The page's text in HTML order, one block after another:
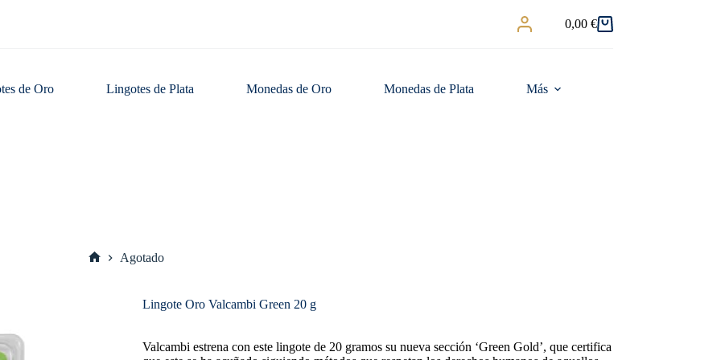
Carro
0,00 €
de Oro Lingotes de Plata Monedas de Oro Monedas de Plata Más
Agotado
Lingote Oro Valcambi Green 20 g
Valcambi estrena con este lingote de 20 gramos su nueva sección ‘Green Gold’, que certifica